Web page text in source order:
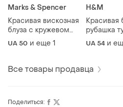
Marks & Spencer
Красивая вискозная
блуза с кружевом
большого размера
UA 50 и еще 1
H&M
Красивая
рубашка
большого
UA 54 и
Все товары продавца
Поделиться: